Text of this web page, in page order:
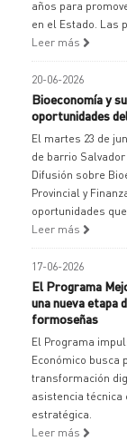
años para
en el Estado. Las
Leer más
20-06-2026
Bioeconomía y
oportunidades
El martes 23 de
de barrio
Difusión sobre
Provincial y
oportunidades
Leer más
17-06-2026
El Programa
una nueva etapa
formoseñas
El Programa
Económico busca
transformación
asistencia técnica
estratégica.
Leer más